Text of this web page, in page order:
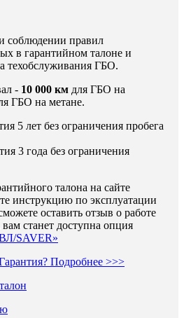
соблюдении правил
в гарантийном талоне и
техобслуживания ГБО.
- 10 000 км для ГБО на
ГБО на метане.
5 лет без ограничения пробега
3 года без ограничения
талона на сайте
инструкцию по эксплуатации
оставить отзыв о работе
станет доступна опция
SAVER»
Подробнее >>>